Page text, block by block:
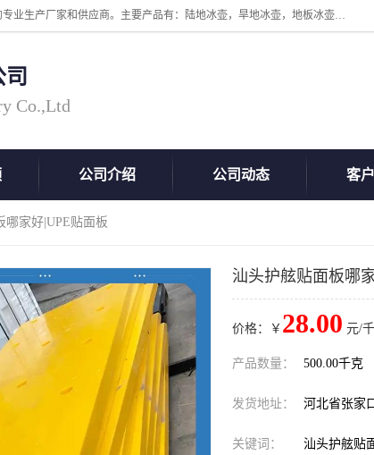
张家口市科诺工程塑料有限公司是超高分子量聚乙烯，高密度板，仿真冰场的专业生产厂家和供应商。主要产品有：陆地冰壶，旱地冰壶，地板冰壶，地壶球，仿真冰壶，仿真冰，冰蹴球，MGB轴套，MGE滑板，高密度板，仿真冰场等产品。欢迎有需要的朋友前来联系。
Co.,Ltd
公司介绍 公司动态 客
哪家好|UPE贴面板
汕头护舷贴面板哪
价格：￥ 28.00 元/
产品数量： 500.00千克
发货地址： 河北省张
关键词： 汕头护舷贴